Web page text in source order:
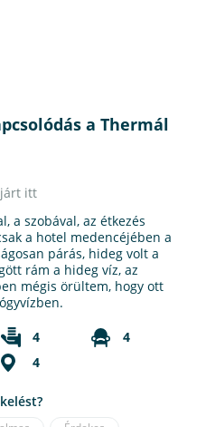
a Thermál
itt
a szobával, az étkezés
a hotel medencéjében a
párás, hideg volt a
rám a hideg víz, az
mégis örültem, hogy ott
4
4
4